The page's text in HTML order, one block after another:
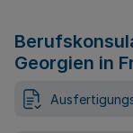
Georgien in